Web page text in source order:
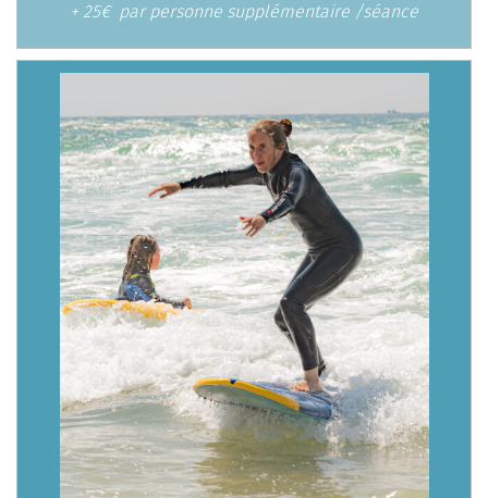
+ 25€ par personne supplémentaire /séance